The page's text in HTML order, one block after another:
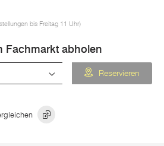
bis Freitag 11 Uhr)
Fachmarkt abholen
Reservieren